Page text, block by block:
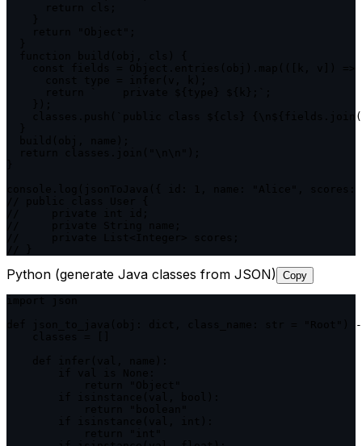
classes.push(`public class ${cls}
Python (generate Java classes from JSON) Copy
def json_to_java(obj: dict, class_name: str = "Root")